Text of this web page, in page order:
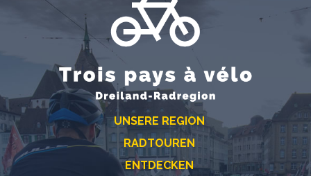
UNSERE REGION
RADTOUREN
ENTDECKEN